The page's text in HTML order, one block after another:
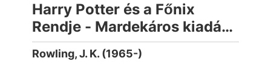
Harry Potter és a Főnix
Rendje - Mardekáros kiadás
(élfestett)
Rowling, J. K. (1965-)